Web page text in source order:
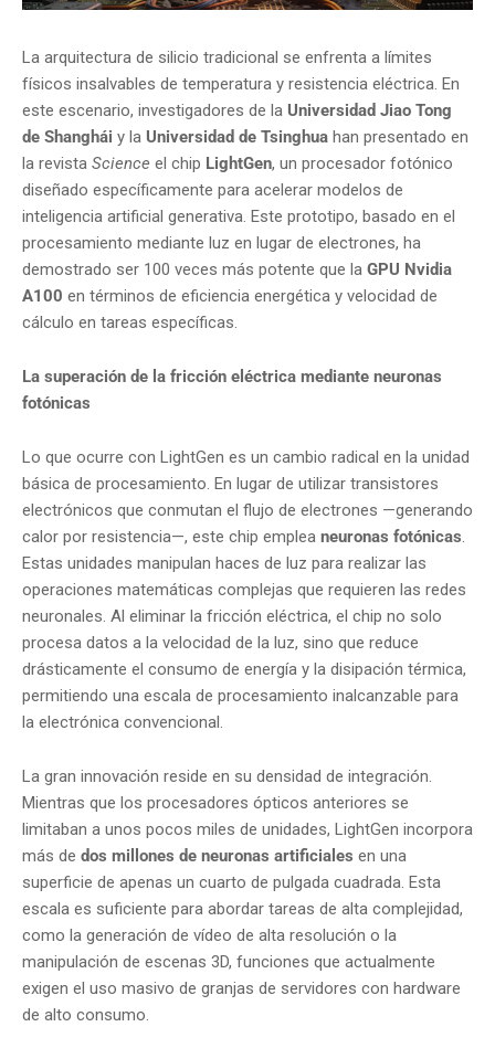
La arquitectura de silicio tradicional se enfrenta a límites
físicos insalvables de temperatura y resistencia eléctrica. En
este escenario, investigadores de la Universidad Jiao Tong
de Shanghái y la Universidad de Tsinghua han presentado en
la revista Science el chip LightGen, un procesador fotónico
diseñado específicamente para acelerar modelos de
inteligencia artificial generativa. Este prototipo, basado en el
procesamiento mediante luz en lugar de electrones, ha
demostrado ser 100 veces más potente que la GPU Nvidia
A100 en términos de eficiencia energética y velocidad de
cálculo en tareas específicas.
La superación de la fricción eléctrica mediante neuronas
fotónicas
Lo que ocurre con LightGen es un cambio radical en la unidad
básica de procesamiento. En lugar de utilizar transistores
electrónicos que conmutan el flujo de electrones —generando
calor por resistencia—, este chip emplea neuronas fotónicas.
Estas unidades manipulan haces de luz para realizar las
operaciones matemáticas complejas que requieren las redes
neuronales. Al eliminar la fricción eléctrica, el chip no solo
procesa datos a la velocidad de la luz, sino que reduce
drásticamente el consumo de energía y la disipación térmica,
permitiendo una escala de procesamiento inalcanzable para
la electrónica convencional.
La gran innovación reside en su densidad de integración.
Mientras que los procesadores ópticos anteriores se
limitaban a unos pocos miles de unidades, LightGen incorpora
más de dos millones de neuronas artificiales en una
superficie de apenas un cuarto de pulgada cuadrada. Esta
escala es suficiente para abordar tareas de alta complejidad,
como la generación de vídeo de alta resolución o la
manipulación de escenas 3D, funciones que actualmente
exigen el uso masivo de granjas de servidores con hardware
de alto consumo.